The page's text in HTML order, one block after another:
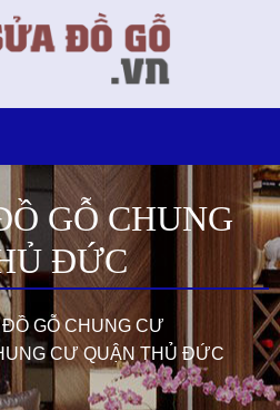
GỖ CHUNG
ĐỨC
GỖ CHUNG CƯ
CƯ QUẬN THỦ ĐỨC